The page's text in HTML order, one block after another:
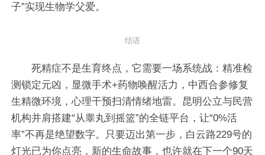
子”实现生物学父爱。
结语
死精症不是生育终点，它需要一场系统战：精准检
测锁定元凶，显微手术+药物唤醒活力，中西合参修复
生精微环境，心理干预扫清情绪地雷。昆明公立与民营
机构并肩搭建“从睾丸到摇篮”的全链平台，让“0%活
率”不再是绝望数字。只要迈出第一步，白云路229号的
灯光已为你点亮，新的生命故事，也许就在下一个90天